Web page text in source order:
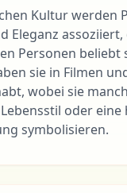
Kultur werden
Eleganz assoziiert,
Personen beliebt
sie in Filmen
wobei sie
oder eine
symbolisieren.